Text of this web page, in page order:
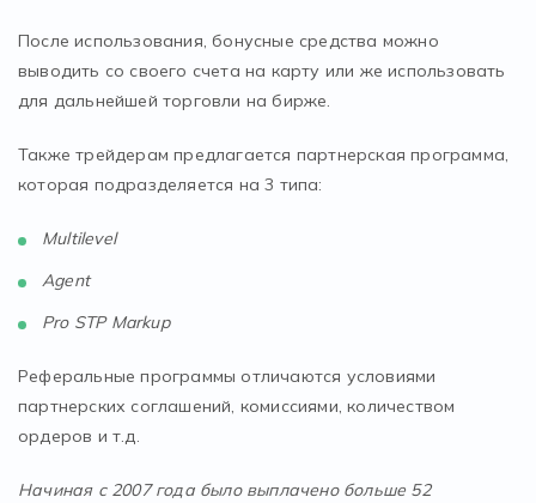
После использования, бонусные средства можно
выводить со своего счета на карту или же использовать
для дальнейшей торговли на бирже.
Также трейдерам предлагается партнерская программа,
которая подразделяется на 3 типа:
Multilevel
Agent
Pro STP Markup
Реферальные программы отличаются условиями
партнерских соглашений, комиссиями, количеством
ордеров и т.д.
Начиная с 2007 года было выплачено больше 52